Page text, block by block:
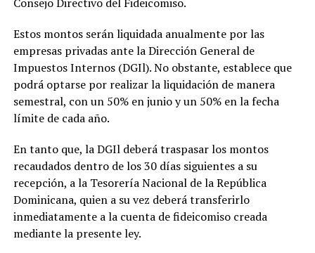
Estos montos serán liquidada anualmente por las
empresas privadas ante la Dirección General de
Impuestos Internos (DGIl). No obstante, establece que
podrá optarse por realizar la liquidación de manera
semestral, con un 50% en junio y un 50% en la fecha
límite de cada año.
En tanto que, la DGIl deberá traspasar los montos
recaudados dentro de los 30 días siguientes a su
recepción, a la Tesorería Nacional de la República
Dominicana, quien a su vez deberá transferirlo
inmediatamente a la cuenta de fideicomiso creada
mediante la presente ley.